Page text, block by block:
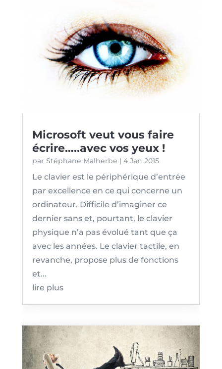
Microsoft veut vous faire
écrire…..avec vos yeux !
par Stéphane Malherbe | 4 Jan 2015
Le clavier est le périphérique d’entrée
par excellence en ce qui concerne un
ordinateur. Difficile d’imaginer ce
dernier sans et, pourtant, le clavier
physique n’a pas évolué tant que ça
avec les années. Le clavier tactile, en
revanche, propose plus de fonctions
et...
lire plus